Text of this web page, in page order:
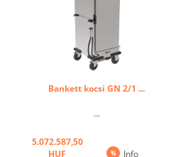
Bankett kocsi GN 2/1 ...
...
5.072.587,50
HUF
Info